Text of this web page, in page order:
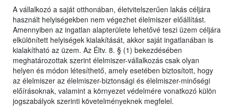
A vállalkozó a saját otthonában, életvitelszerűen lakás céljára
használt helyiségekben nem végezhet élelmiszer előállítást.
Amennyiben az ingatlan alapterülete lehetővé teszi üzem céljára
elkülönített helyiségek kialakítását, akkor saját ingatlanában is
kialakítható az üzem. Az Éltv. 8. § (1) bekezdésében
meghatározottak szerint élelmiszer-vállalkozás csak olyan
helyen és módon létesíthető, amely esetében biztosított, hogy
az élelmiszer az élelmiszer-biztonsági és élelmiszer-minőségi
előírásoknak, valamint a környezet védelmére vonatkozó külön
jogszabályok szerinti követelményeknek megfelel.